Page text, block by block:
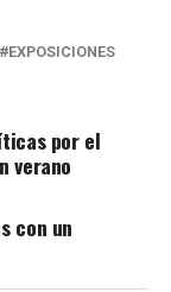
EXPOSICIONES
por el
verano
con un